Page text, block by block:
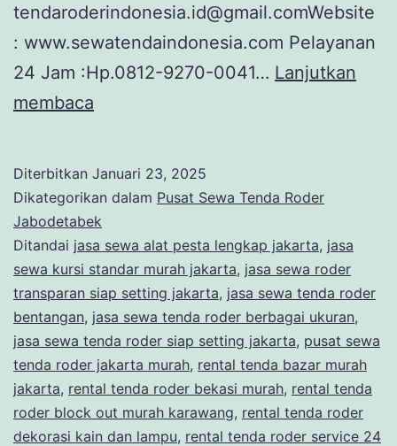
tendaroderindonesia.id@gmail.comWebsite
: www.sewatendaindonesia.com Pelayanan
24 Jam :Hp.0812-9270-0041… Lanjutkan
membaca
PESTA
DAN
TENDA
RODER
DI
JAKARTA
Diterbitkan Januari 23, 2025
Dikategorikan dalam Pusat Sewa Tenda Roder
Jabodetabek
Ditandai jasa sewa alat pesta lengkap jakarta, jasa
sewa kursi standar murah jakarta, jasa sewa roder
transparan siap setting jakarta, jasa sewa tenda roder
bentangan, jasa sewa tenda roder berbagai ukuran,
jasa sewa tenda roder siap setting jakarta, pusat sewa
tenda roder jakarta murah, rental tenda bazar murah
jakarta, rental tenda roder bekasi murah, rental tenda
roder block out murah karawang, rental tenda roder
dekorasi kain dan lampu, rental tenda roder service 24